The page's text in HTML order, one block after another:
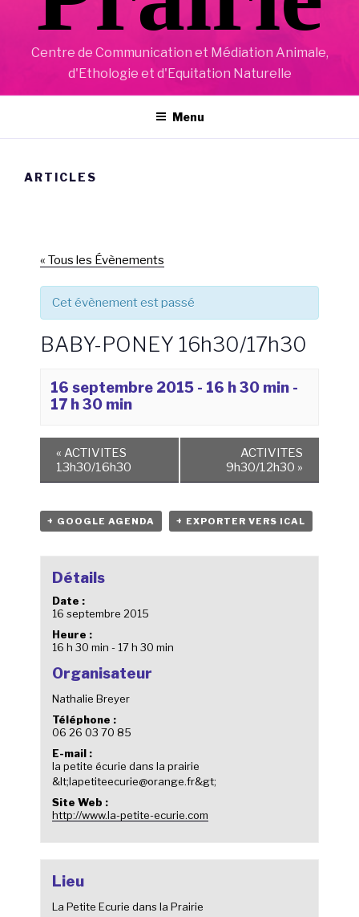
Centre de Communication et Médiation Animale,
d'Ethologie et d'Equitation Naturelle
Menu
ARTICLES
« Tous les Évènements
Cet évènement est passé
BABY-PONEY 16h30/17h30
16 septembre 2015 - 16 h 30 min -
17 h 30 min
« ACTIVITES
13h30/16h30
ACTIVITES
9h30/12h30 »
+ GOOGLE AGENDA + EXPORTER VERS ICAL
Détails
Date :
16 septembre 2015
Heure :
16 h 30 min - 17 h 30 min
Organisateur
Nathalie Breyer
Téléphone :
06 26 03 70 85
E-mail :
la petite écurie dans la prairie
&lt;lapetiteecurie@orange.fr&gt;
Site Web :
http://www.la-petite-ecurie.com
Lieu
La Petite Ecurie dans la Prairie